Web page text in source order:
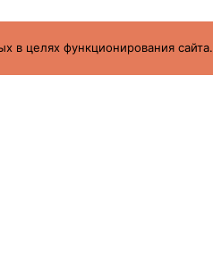
в целях функционирования сайта.